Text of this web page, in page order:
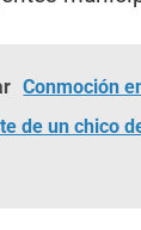
Conmoción
de un chico